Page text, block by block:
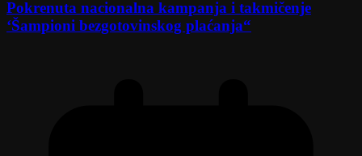
Pokrenuta nacionalna kampanja i takmičenje
‘Šampioni bezgotovinskog plaćanja“